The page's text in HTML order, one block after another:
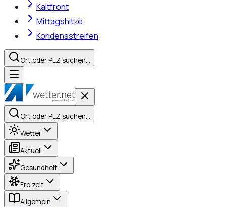
Kaltfront
Mittagshitze
Kondensstreifen
Ort oder PLZ suchen…
Ort oder PLZ suchen…
Wetter
Aktuell
Gesundheit
Freizeit
Allgemein